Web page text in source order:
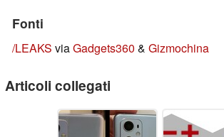
Fonti
/LEAKS viaGadgets360 & Gizmochina
Articoli collegati